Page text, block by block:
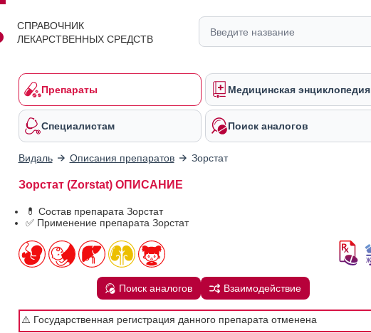
СПРАВОЧНИК
ЛЕКАРСТВЕННЫХ СРЕДСТВ
Препараты Медицинская энциклопедия
Специалистам Поиск аналогов
Видаль Описания препаратов Зорстат
Зорстат (Zorstat) ОПИСАНИЕ
💊 Состав препарата Зорстат
✅ Применение препарата Зорстат
Поиск аналогов Взаимодействие
⚠️ Государственная регистрация данного препарата отменена